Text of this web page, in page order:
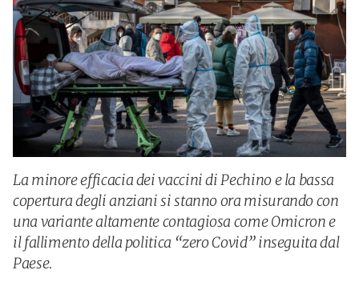
La minore efficacia dei vaccini di Pechino e la bassa
copertura degli anziani si stanno ora misurando con
una variante altamente contagiosa come Omicron e
il fallimento della politica “zero Covid” inseguita dal
Paese.